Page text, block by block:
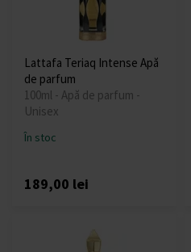
Lattafa Teriaq Intense Apă
de parfum
100ml - Apă de parfum -
Unisex
În stoc
189,00 lei